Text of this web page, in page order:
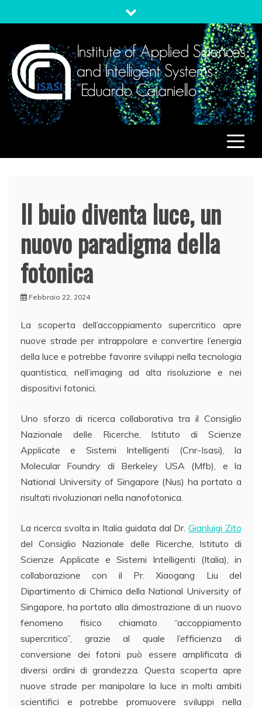
to
ISASIInstitute of Applied Sciences and Intelligent Systems
"Eduardo Caianiello"
Il buio diventa luce, un
nuovo paradigma della
fotonica
Febbraio 22, 2024
La scoperta dell’accoppiamento supercritico apre
nuove strade per intrappolare e convertire l’energia
della luce e potrebbe favorire sviluppi nella tecnologia
quantistica, nell’imaging ad alta risoluzione e nei
dispositivi fotonici.
Uno sforzo di ricerca collaborativa tra il Consiglio
Nazionale delle Ricerche, Istituto di Scienze
Applicate e Sistemi Intelligenti (Cnr-Isasi), la
Molecular Foundry di Berkeley USA (Mfb), e la
National University of Singapore (Nus) ha portato a
risultati rivoluzionari nella nanofotonica.
La ricerca svolta in Italia guidata dal Dr.Gianluigi Zito
del Consiglio Nazionale delle Ricerche, Istituto di
Scienze Applicate e Sistemi Intelligenti (Italia), in
collaborazione con il Pr. Xiaogang Liu del
Dipartimento di Chimica della National University of
Singapore, ha portato alla dimostrazione di un nuovo
fenomeno fisico chiamato “accoppiamento
supercritico”, grazie al quale l’efficienza di
conversione dei fotoni può essere amplificata di
diversi ordini di grandezza. Questa scoperta apre
nuove strade per manipolare la luce in molti ambiti
scientifici e potrebbe promuovere sviluppi nella